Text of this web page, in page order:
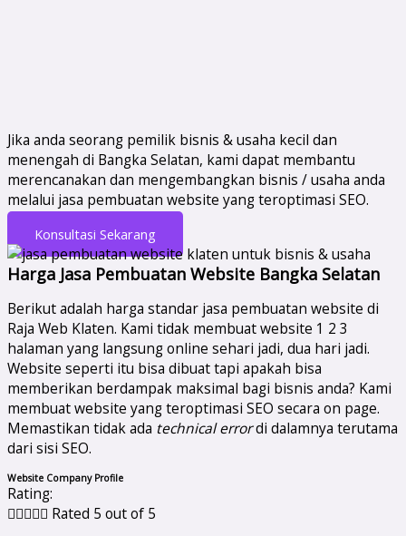
Jika anda seorang pemilik bisnis & usaha kecil dan
menengah di Bangka Selatan, kami dapat membantu
merencanakan dan mengembangkan bisnis / usaha anda
melalui jasa pembuatan website yang teroptimasi SEO.
Konsultasi Sekarang
Harga Jasa Pembuatan Website Bangka Selatan
Berikut adalah harga standar jasa pembuatan website di
Raja Web Klaten. Kami tidak membuat website 1 2 3
halaman yang langsung online sehari jadi, dua hari jadi.
Website seperti itu bisa dibuat tapi apakah bisa
memberikan berdampak maksimal bagi bisnis anda? Kami
membuat website yang teroptimasi SEO secara on page.
Memastikan tidak ada technical errordi dalamnya terutama
dari sisi SEO.
Website Company Profile
Rating:
 Rated 5 out of 5